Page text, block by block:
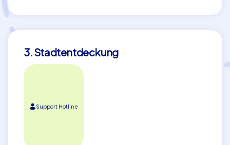
3. Stadtentdeckung
Support Hotline